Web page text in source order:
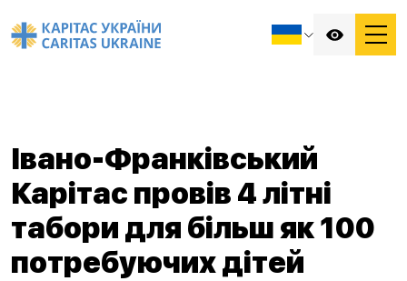
Івано-Франківський
Карітас провів 4 літні
табори для більш як 100
потребуючих дітей